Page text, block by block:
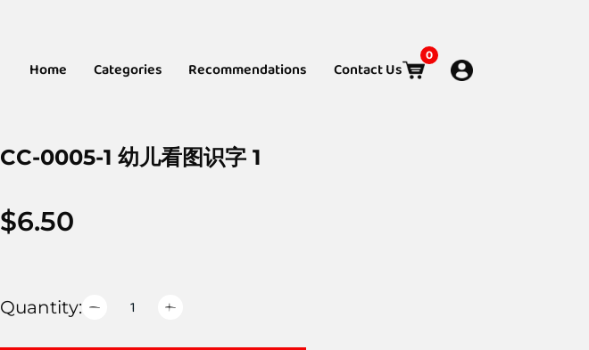
Home Categories Recommendations Contact Us
0
CC-0005-1 幼儿看图识字 1
$6.50
Quantity: